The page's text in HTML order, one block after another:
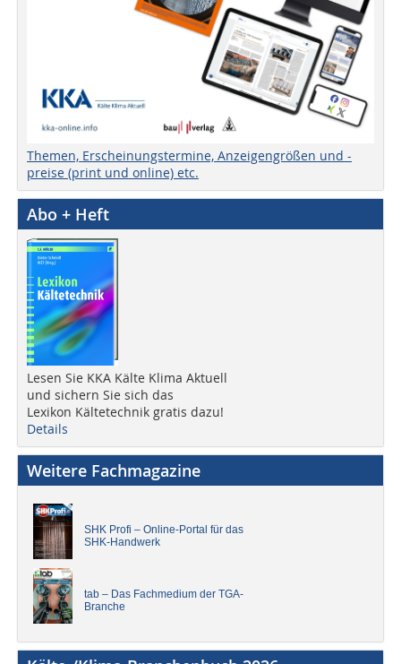
Themen, Erscheinungstermine, Anzeigengrößen und -
preise (print und online) etc.
Abo + Heft
Lesen Sie KKA Kälte Klima Aktuell
und sichern Sie sich das
Lexikon Kältetechnik gratis dazu!
Details
Weitere Fachmagazine
SHK Profi – Online-Portal für das
SHK-Handwerk
tab – Das Fachmedium der TGA-
Branche